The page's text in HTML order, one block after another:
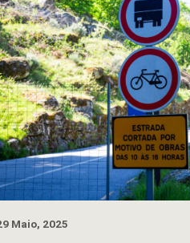
Maio, 2025